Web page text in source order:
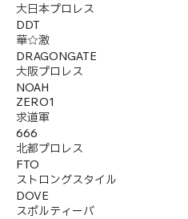
大日本プロレス
DDT
華☆激
DRAGONGATE
大阪プロレス
NOAH
ZERO1
求道軍
666
北都プロレス
FTO
ストロングスタイル
DOVE
スポルティーバ